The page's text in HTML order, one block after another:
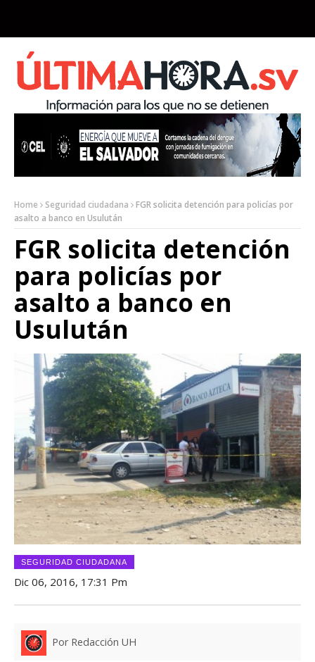
Home Seguridad ciudadana
FGR solicita detención para policías por
asalto a banco en Usulután
FGR solicita detención
para policías por
asalto a banco en
Usulután
SEGURIDAD CIUDADANA
Dic 06, 2016, 17:31 Pm
Por Redacción UH